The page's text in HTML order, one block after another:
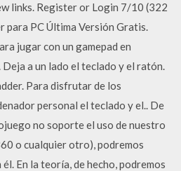
links. Register or Login 7/10 (322
para PC Última Versión Gratis.
jugar con un gamepad en
a un lado el teclado y el ratón.
Para disfrutar de los
personal el teclado y el.. De
no soporte el uso de nuestro
o cualquier otro), podremos
En la teoría, de hecho, podremos